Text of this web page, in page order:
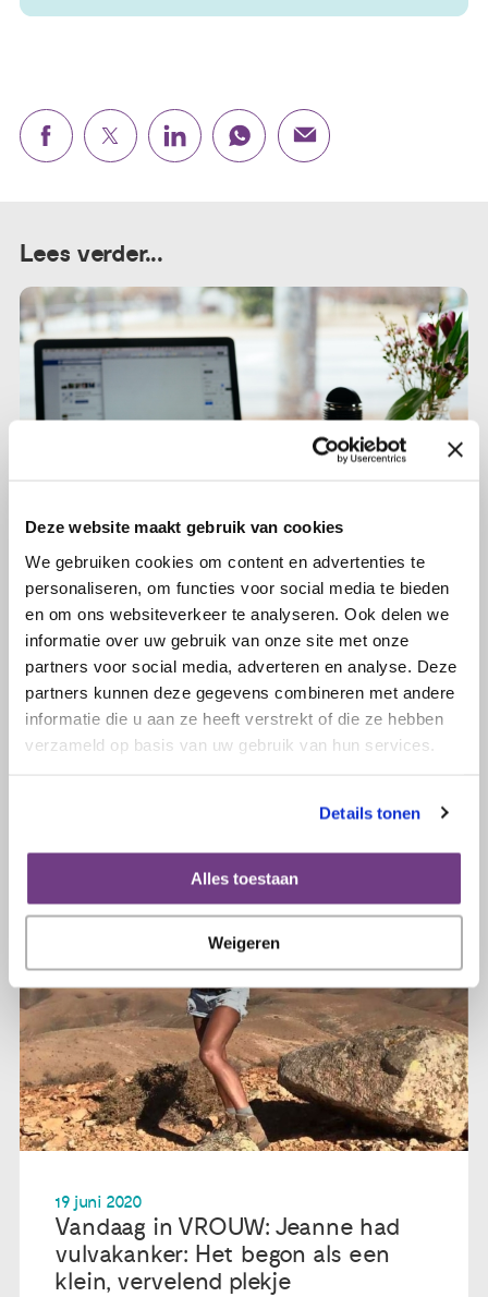
Deze website maakt gebruik van cookies
We gebruiken cookies om content en advertenties te
personaliseren, om functies voor social media te bieden
en om ons websiteverkeer te analyseren. Ook delen we
informatie over uw gebruik van onze site met onze
partners voor social media, adverteren en analyse. Deze
partners kunnen deze gegevens combineren met andere
informatie die u aan ze heeft verstrekt of die ze hebben
verzameld op basis van uw gebruik van hun services.
Details tonen
Alles toestaan
Weigeren
Lees verder...
20 juni 2020
GERSOC-studie
Lees verder
19 juni 2020
Vandaag in VROUW: Jeanne had
vulvakanker: Het begon als een
klein, vervelend plekje